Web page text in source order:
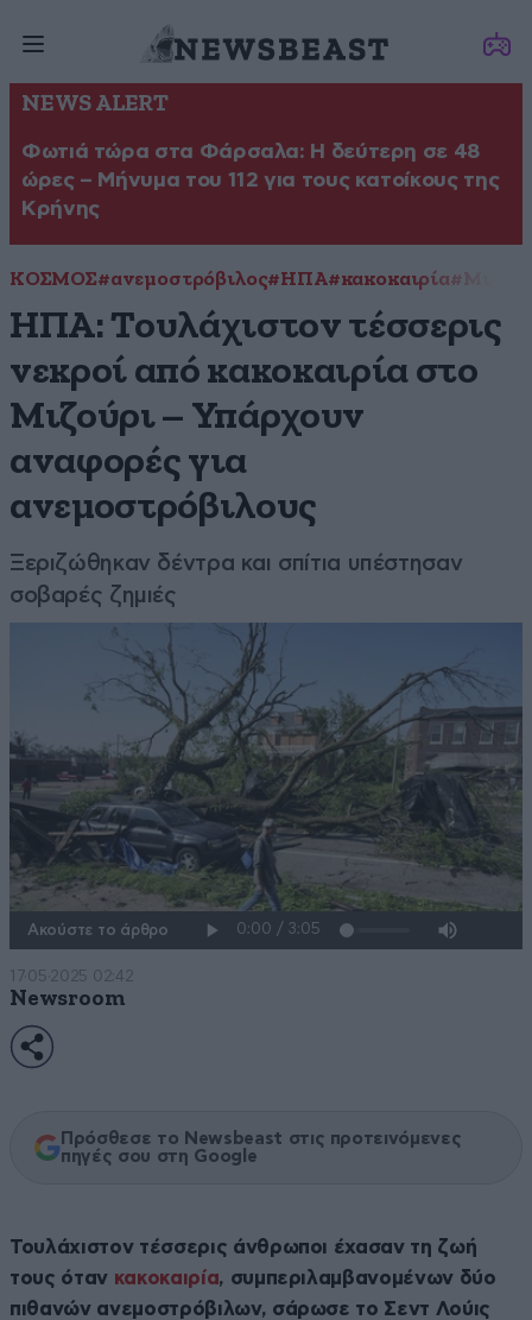
NEWS ALERT
Φωτιά τώρα στα Φάρσαλα: Η δεύτερη σε 48
ώρες – Μήνυμα του 112 για τους κατοίκους της
Κρήνης
ΚΟΣΜΟΣ#ανεμοστρόβιλος#ΗΠΑ#κακοκαιρία
ΗΠΑ: Τουλάχιστον τέσσερις
νεκροί από κακοκαιρία στο
Μιζούρι – Υπάρχουν
αναφορές για
ανεμοστρόβιλους
Ξεριζώθηκαν δέντρα και σπίτια υπέστησαν
σοβαρές ζημιές
Ακούστε το άρθρο
17·05·2025 02:42
Newsroom
Πρόσθεσε το Newsbeast στις προτεινόμενες
πηγές σου στη Google
Τουλάχιστον τέσσερις άνθρωποι έχασαν τη ζωή
τους όταν κακοκαιρία, συμπεριλαμβανομένων δύο
πιθανών ανεμοστρόβιλων, σάρωσε το Σεντ Λούις